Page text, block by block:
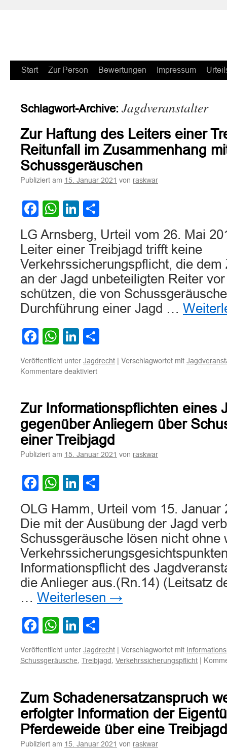
Zum
springen
Start Zur Person Bewertungen Impressum
Schlagwort-Archive: Jagdveranstalter
Zur Haftung des Leiters einer
Reitunfall im Zusammenhang
Schussgeräuschen
Publiziert am 15. Januar 2021 von raskwar
Facebook
WhatsApp
LinkedIn
LG Arnsberg, Urteil vom 26. Mai
Leiter einer Treibjagd trifft keine
Verkehrssicherungspflicht, die dem
an der Jagd unbeteiligten Reiter
schützen, die von
Durchführung einer Jagd …
Facebook
WhatsApp
LinkedIn
Veröffentlicht unter Jagdrecht | Verschlagwortet mit
Kommentare deaktiviertfür
des
Leiters
einer
Treibjagd
für
Reitunfall
Schussgeräuschen
Zur Informationspflichten eines
gegenüber Anliegern über
einer Treibjagd
Publiziert am 15. Januar 2021 von raskwar
Facebook
WhatsApp
LinkedIn
OLG Hamm, Urteil vom 15. Januar
Die mit der Ausübung der Jagd
Schussgeräusche lösen nicht ohne
Informationspflicht des
die Anlieger aus.(Rn.14) (Leitsatz
… Weiterlesen →
Facebook
WhatsApp
LinkedIn
Veröffentlicht unter Jagdrecht | Verschlagwortet mit
Schussgeräusche, Treibjagd, Verkehrssicherungspflicht |
Zum Schadenersatzanspruch
erfolgter Information der
Pferdeweide über eine Treibjagd
Publiziert am 15. Januar 2021 von raskwar